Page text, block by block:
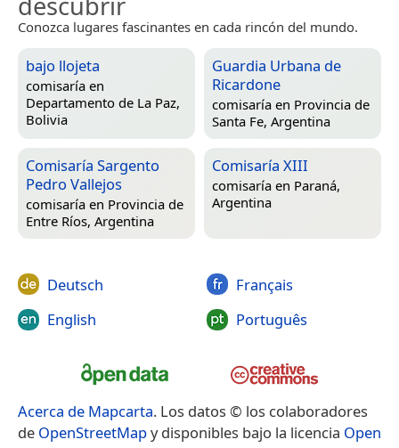
Conozca lugares fascinantes en cada rincón del mundo.
bajo llojeta
comisaría en
Departamento de La Paz,
Bolivia
Guardia Urbana de
Ricardone
comisaría en Provincia de
Santa Fe, Argentina
Comisaría Sargento
Pedro Vallejos
comisaría en Provincia de
Entre Ríos, Argentina
Comisaría XIII
comisaría en Paraná,
Argentina
Deutsch
English
Français
Português
Acerca de Mapcarta. Los datos © los colaboradores
de OpenStreetMapy disponibles bajo la licencia Open